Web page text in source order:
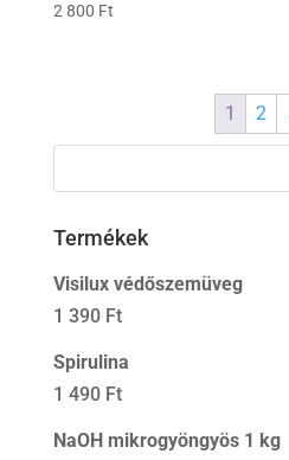
2 800 Ft
1 2
Termékek
Visilux védőszemüveg
1 390 Ft
Spirulina
1 490 Ft
NaOH mikrogyöngyös 1 kg